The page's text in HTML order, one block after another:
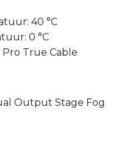
40 °C
0 °C
True Cable
Output Stage Fog